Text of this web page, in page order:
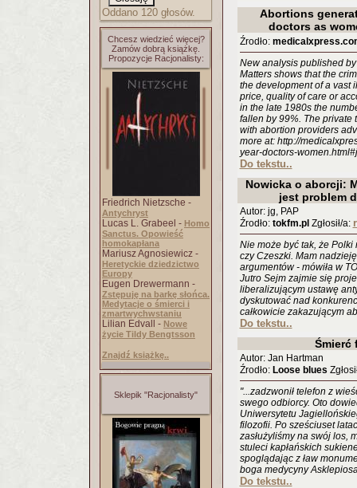
Oddano 120 głosów.
Chcesz wiedzieć więcej?
Zamów dobrą książkę.
Propozycje Racjonalisty:
Friedrich Nietzsche -
Antychryst
Lucas L. Grabeel - Homo
Sanctus. Opowieść
homokapłana
Mariusz Agnosiewicz -
Heretyckie dziedzictwo
Europy
Eugen Drewermann -
Zstępuję na barkę słońca.
Medytacje o śmierci i
zmartwychwstaniu
Lilian Edvall - Nowe
życie Tildy Bengtsson
Znajdź książkę..
Sklepik "Racjonalisty"
Abortions
doctors as
Źrodło:
New analysis published
Matters shows that the
the development of a vast
price, quality of care or
in the late 1980s the
fallen by 99%. The private
with abortion providers
more at: http://
year-doctors-
Do tekstu..
Nowicka o aborcji:
jest problem
Autor: jg, PAP
Źrodło: tokfm.pl Zgłosił/a:
Nie może być tak, że
czy Czeszki. Mam
argumentów - mówiła w
Jutro Sejm zajmie się
liberalizującym ustawę
dyskutować nad
całkowicie zakazującym
Do tekstu..
Śmierć
Autor: Jan Hartman
Źrodło: Loose blues
"...zadzwonił telefon z
swego odbiorcy. Oto
Uniwersytetu
filozofii. Po sześciuset
zasłużyliśmy na swój los,
stuleci kapłańskich
spoglądając z ław
boga medycyny
Do tekstu..